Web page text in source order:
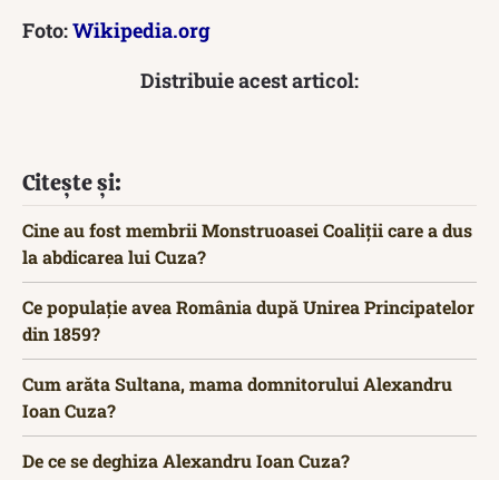
Foto:Wikipedia.org
Distribuie acest articol:
Citește și:
Cine au fost membrii Monstruoasei Coaliții care a dus
la abdicarea lui Cuza?
Ce populație avea România după Unirea Principatelor
din 1859?
Cum arăta Sultana, mama domnitorului Alexandru
Ioan Cuza?
De ce se deghiza Alexandru Ioan Cuza?